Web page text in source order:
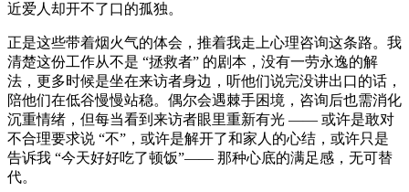
近爱人却开不了口的孤独。
正是这些带着烟火气的体会，推着我走上心理咨询这条路。我
清楚这份工作从不是 “拯救者” 的剧本，没有一劳永逸的解
法，更多时候是坐在来访者身边，听他们说完没讲出口的话，
陪他们在低谷慢慢站稳。偶尔会遇棘手困境，咨询后也需消化
沉重情绪，但每当看到来访者眼里重新有光 —— 或许是敢对
不合理要求说 “不”，或许是解开了和家人的心结，或许只是
告诉我 “今天好好吃了顿饭”—— 那种心底的满足感，无可替
代。